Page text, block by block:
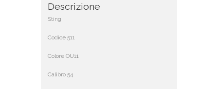
Descrizione
Sting
Codice 511
Colore OU11
Calibro 54